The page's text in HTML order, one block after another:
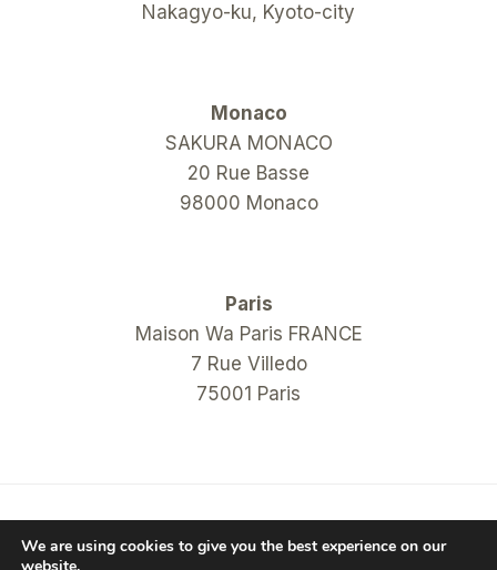
Nakagyo-ku, Kyoto-city
Monaco
SAKURA MONACO
20 Rue Basse
98000 Monaco
Paris
Maison Wa Paris FRANCE
7 Rue Villedo
75001 Paris
© 2026 COM Hanko Shop
We are using cookies to give you the best experience on our